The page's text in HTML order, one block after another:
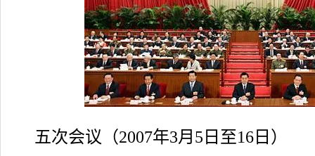
五次会议 （2007年3月5日至16日）